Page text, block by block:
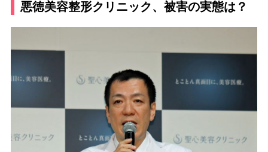
悪徳美容整形クリニック、被害の実態は？